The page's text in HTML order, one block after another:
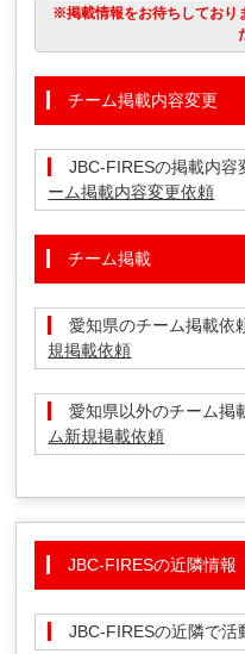
※掲載情報をお待ちしており
チーム掲載内容変更
JBC-FIRESの掲載
ーム掲載内容変更依頼
チーム掲載
愛知県のチーム掲
規掲載依頼
愛知県以外のチー
ム新規掲載依頼
JBC-FIRESの近隣情報
JBC-FIRESの近隣で